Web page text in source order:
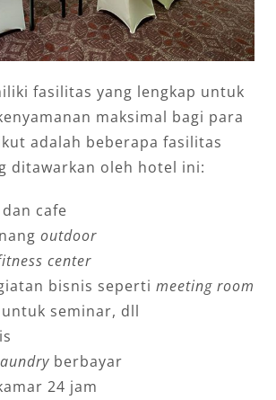
fasilitas yang lengkap untuk
maksimal bagi para
adalah beberapa fasilitas
ditawarkan oleh hotel ini:
cafe
outdoor
center
bisnis seperti meeting room
seminar, dll
berbayar
24 jam